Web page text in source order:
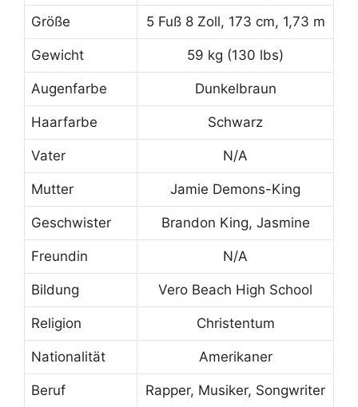
Größe 5 Fuß 8 Zoll, 173 cm, 1,73 m
Gewicht 59 kg (130 lbs)
Augenfarbe Dunkelbraun
Haarfarbe Schwarz
Vater N/A
Mutter Jamie Demons-King
Geschwister Brandon King, Jasmine
Freundin N/A
Bildung Vero Beach High School
Religion Christentum
Nationalität Amerikaner
Beruf Rapper, Musiker, Songwriter